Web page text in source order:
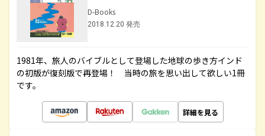
D-Books
2018.12.20 発売
1981年、旅人のバイブルとして登場した地球の歩き方インド
の初版が復刻版で再登場！ 当時の旅を思い出して欲しい1冊
です。
詳細を見る